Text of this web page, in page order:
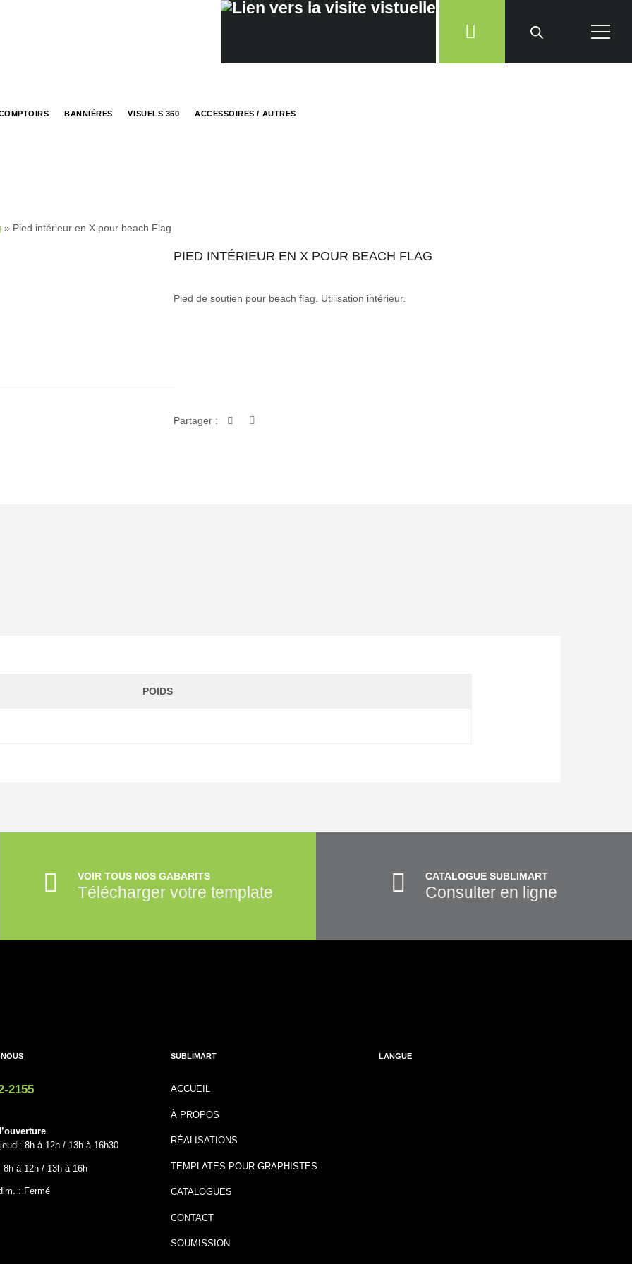
BANNIÈRES VISUELS 360 ACCESSOIRES / AUTRES
» Pied intérieur en X pour beach Flag
PIED INTÉRIEUR EN X POUR BEACH FLAG
Pied de soutien pour beach flag. Utilisation intérieur.
Partager :
POIDS
VOIR TOUS NOS GABARITS
Télécharger votre template
CATALOGUE SUBLIMART
Consulter en ligne
2155
8h à 12h / 13h à 16h30
8h à 12h / 13h à 16h
: Fermé
SUBLIMART
ACCUEIL
À PROPOS
RÉALISATIONS
TEMPLATES POUR GRAPHISTES
CATALOGUES
CONTACT
SOUMISSION
LANGUE